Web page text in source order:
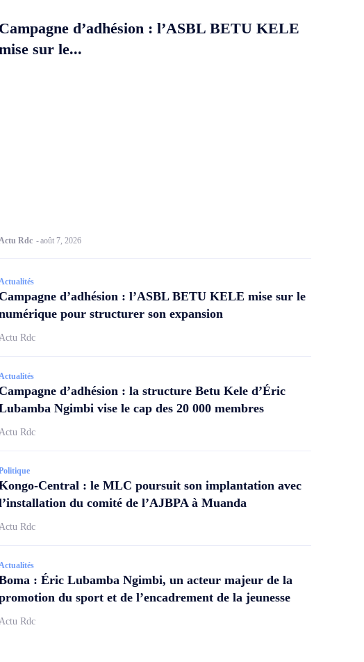
Campagne d’adhésion : l’ASBL BETU KELE
sur le...
Rdc -août 7, 2026
d’adhésion : l’ASBL BETU KELE mise sur le
pour structurer son expansion
Rdc
d’adhésion : la structure Betu Kele d’Éric
Ngimbi vise le cap des 20 000 membres
Rdc
Central : le MLC poursuit son implantation avec
du comité de l’AJBPA à Muanda
Rdc
: Éric Lubamba Ngimbi, un acteur majeur de la
du sport et de l’encadrement de la jeunesse
Rdc